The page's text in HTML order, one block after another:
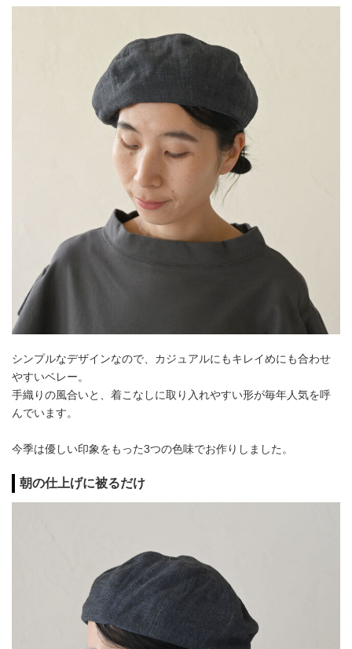
シンプルなデザインなので、カジュアルにもキレイめにも合わせ
やすいベレー。
手織りの風合いと、着こなしに取り入れやすい形が毎年人気を呼
んでいます。
今季は優しい印象をもった3つの色味でお作りしました。
朝の仕上げに被るだけ